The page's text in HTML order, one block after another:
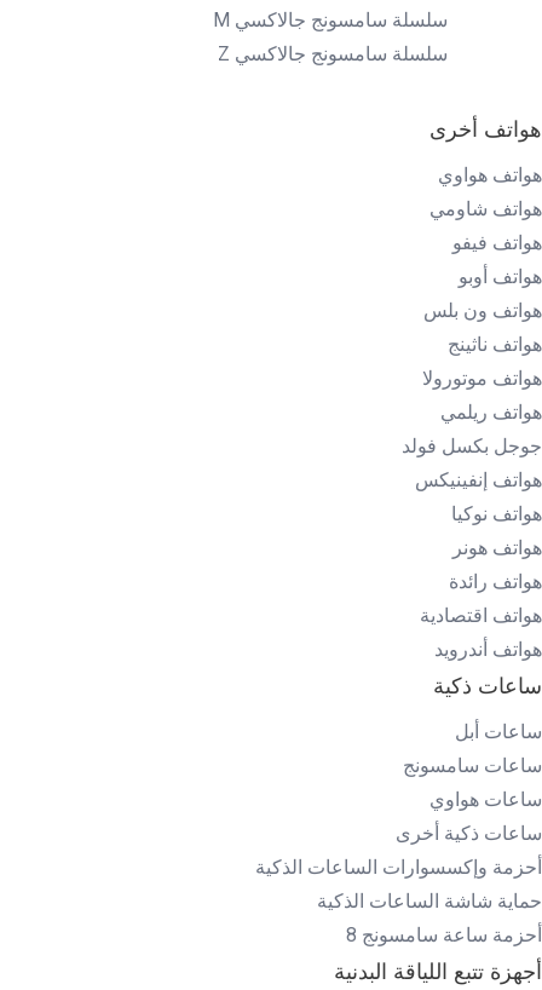
سلسلة سامسونج جالاكسي M
سلسلة سامسونج جالاكسي Z
هواتف أخرى
هواتف هواوي
هواتف شاومي
هواتف فيفو
هواتف أوبو
هواتف ون بلس
هواتف ناثينج
هواتف موتورولا
هواتف ريلمي
جوجل بكسل فولد
هواتف إنفينيكس
هواتف نوكيا
هواتف هونر
هواتف رائدة
هواتف اقتصادية
هواتف أندرويد
ساعات ذكية
ساعات أبل
ساعات سامسونج
ساعات هواوي
ساعات ذكية أخرى
أحزمة وإكسسوارات الساعات الذكية
حماية شاشة الساعات الذكية
أحزمة ساعة سامسونج 8
أجهزة تتبع اللياقة البدنية